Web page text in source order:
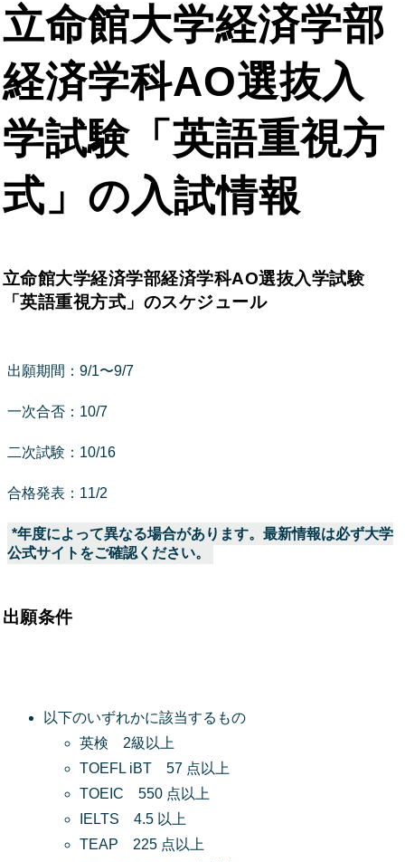
立命館大学経済学部
経済学科AO選抜入
学試験「英語重視方
式」の入試情報
立命館大学経済学部経済学科AO選抜入学試験
「英語重視方式」のスケジュール
出願期間：9/1〜9/7
一次合否：10/7
二次試験：10/16
合格発表：11/2
*年度によって異なる場合があります。最新情報は必ず大学
公式サイトをご確認ください。
出願条件
以下のいずれかに該当するもの
英検 2級以上
TOEFL iBT 57 点以上
TOEIC 550 点以上
IELTS 4.5 以上
TEAP 225 点以上